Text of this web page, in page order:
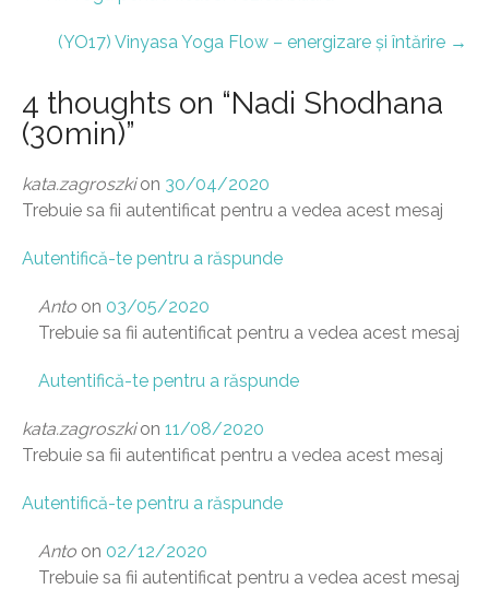
(YO17) Vinyasa Yoga Flow – energizare și întărire →
4 thoughts on “Nadi Shodhana
(30min)”
kata.zagroszkion 30/04/2020
Trebuie sa fii autentificat pentru a vedea acest mesaj
Autentifică-te pentru a răspunde
Anto on 03/05/2020
Trebuie sa fii autentificat pentru a vedea acest mesaj
Autentifică-te pentru a răspunde
kata.zagroszkion 11/08/2020
Trebuie sa fii autentificat pentru a vedea acest mesaj
Autentifică-te pentru a răspunde
Anto on 02/12/2020
Trebuie sa fii autentificat pentru a vedea acest mesaj